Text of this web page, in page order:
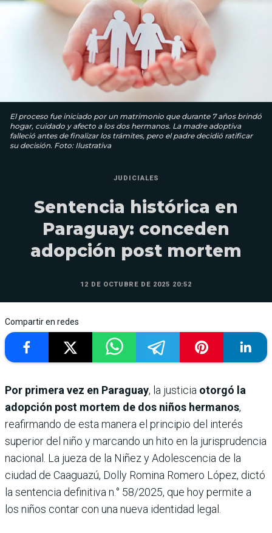
El proceso fue iniciado por un matrimonio que durante 7 años brindó
hogar, cuidado y afecto a los dos hermanos. La madre adoptiva
falleció antes de finalizar los trámites, pero el padre decidió ratificar
su decisión. Foto: Ilustrativa
JUDICIALES
Sentencia histórica en
Paraguay: conceden
adopción post mortem
12 DE OCTUBRE DE 2025 20:52
Compartir en redes
Por primera vez en Paraguay, la justicia otorgó la
adopción post mortem de dos niños hermanos,
reafirmando de esta manera el principio del interés
superior del niño y marcando un hito en la jurisprudencia
nacional. La jueza de la Niñez y Adolescencia de la
ciudad de Caaguazú, Dolly Romina Romero López, dictó
la sentencia definitiva n.° 58/2025, que hoy permite a
los niños contar con una nueva identidad legal.